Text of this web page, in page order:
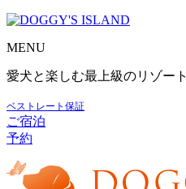
MENU
愛犬と楽しむ最上級のリゾート
ベストレート保証
ご宿泊
予約